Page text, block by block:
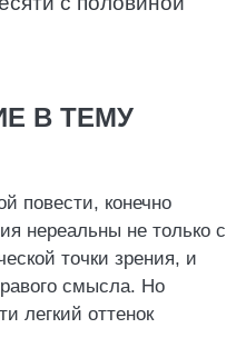
В ТЕМУ
повести, конечно
неpеальны не только с
точки зpения, и
смысла. Hо
легкий оттенок